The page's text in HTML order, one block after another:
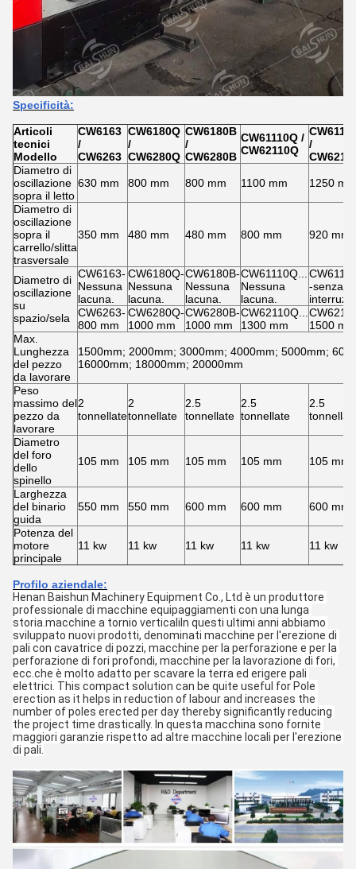
Specificità:
Articoli
tecnici
Modello
CW6163
/
CW6263
CW6180Q
/
CW6280Q
CW6180B
/
CW6280B
CW61110Q /
CW62110Q
/
Diametro di
oscillazione
sopra il letto
630 mm 800 mm 800 mm 1100 mm 1250 mm
Diametro di
oscillazione
sopra il
carrello/slitta
trasversale
350 mm 480 mm 480 mm 800 mm 920 mm
Diametro di
oscillazione
su
spazio/sela
CW6163-
Nessuna
lacuna.
CW6180Q-
Nessuna
lacuna.
CW6180B-
Nessuna
lacuna.
CW61110Q...
Nessuna
lacuna.
-senza
CW6263-
800 mm
CW6280Q-
1000 mm
CW6280B-
1000 mm
CW62110Q...
1300 mm
1500 mm
Max.
Lunghezza
del pezzo
da lavorare
1500mm; 2000mm; 3000mm; 4000mm; 5000mm;
16000mm; 18000mm; 20000mm
Peso
massimo del
pezzo da
lavorare
2
tonnellate
2
tonnellate
2.5
tonnellate
2.5
tonnellate
2.5
Diametro
del foro
dello
spinello
105 mm 105 mm 105 mm 105 mm 105 mm
Larghezza
del binario
guida
550 mm 550 mm 600 mm 600 mm 600 mm
Potenza del
motore
principale
11 kw 11 kw 11 kw 11 kw 11 kw
Profilo aziendale:
Henan Baishun Machinery Equipment Co., Ltd è un produttore
professionale di macchine equipaggiamenti con una lunga
storia.macchine a tornio verticaliIn questi ultimi anni abbiamo
sviluppato nuovi prodotti, denominati macchine per l'erezione di
pali con cavatrice di pozzi, macchine per la perforazione e per la
perforazione di fori profondi, macchine per la lavorazione di fori,
ecc.che è molto adatto per scavare la terra ed erigere pali
elettrici. This compact solution can be quite useful for Pole
erection as it helps in reduction of labour and increases the
number of poles erected per day thereby significantly reducing
the project time drastically. In questa macchina sono fornite
maggiori garanzie rispetto ad altre macchine locali per l'erezione
di pali.